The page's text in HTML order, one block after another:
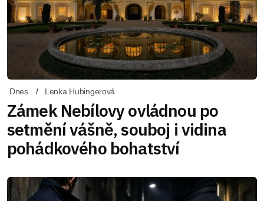
Dnes Lenka Hubingerová
Zámek Nebílovy ovládnou po
setmění vášně, souboj i vidina
pohádkového bohatství